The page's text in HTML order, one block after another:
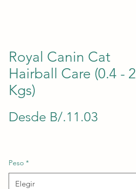
Royal Canin Cat
Hairball Care (0.4 - 2
Kgs)
Desde B/.11.03
Peso *
Elegir